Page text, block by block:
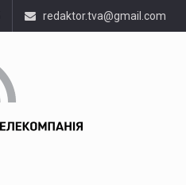
redaktor.tva@gmail.com